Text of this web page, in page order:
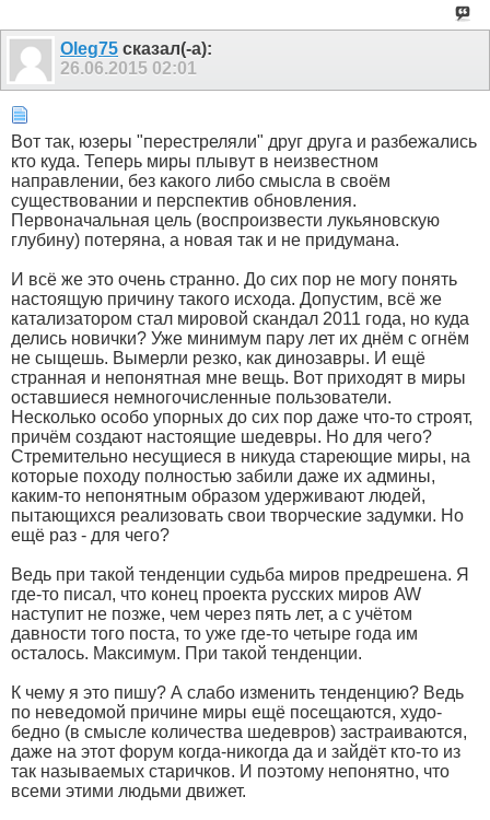
Оlеg75 сказал(-а):
26.06.2015 02:01
Вот так, юзеры "перестреляли" друг друга и разбежались
кто куда. Теперь миры плывут в неизвестном
направлении, без какого либо смысла в своём
существовании и перспектив обновления.
Первоначальная цель (воспроизвести лукьяновскую
глубину) потеряна, а новая так и не придумана.
И всё же это очень странно. До сих пор не могу понять
настоящую причину такого исхода. Допустим, всё же
катализатором стал мировой скандал 2011 года, но куда
делись новички? Уже минимум пару лет их днём с огнём
не сыщешь. Вымерли резко, как динозавры. И ещё
странная и непонятная мне вещь. Вот приходят в миры
оставшиеся немногочисленные пользователи.
Несколько особо упорных до сих пор даже что-то строят,
причём создают настоящие шедевры. Но для чего?
Стремительно несущиеся в никуда стареющие миры, на
которые походу полностью забили даже их админы,
каким-то непонятным образом удерживают людей,
пытающихся реализовать свои творческие задумки. Но
ещё раз - для чего?
Ведь при такой тенденции судьба миров предрешена. Я
где-то писал, что конец проекта русских миров AW
наступит не позже, чем через пять лет, а с учётом
давности того поста, то уже где-то четыре года им
осталось. Максимум. При такой тенденции.
К чему я это пишу? А слабо изменить тенденцию? Ведь
по неведомой причине миры ещё посещаются, худо-
бедно (в смысле количества шедевров) застраиваются,
даже на этот форум когда-никогда да и зайдёт кто-то из
так называемых старичков. И поэтому непонятно, что
всеми этими людьми движет.